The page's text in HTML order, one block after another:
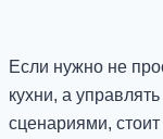
Если нужно не
кухни, а
сценариями,